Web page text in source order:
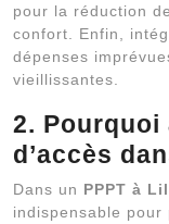
pour la réduction
confort. Enfin,
dépenses
vieillissantes.
2. Pourquoi
d’accès
Dans un PPPT à
indispensable